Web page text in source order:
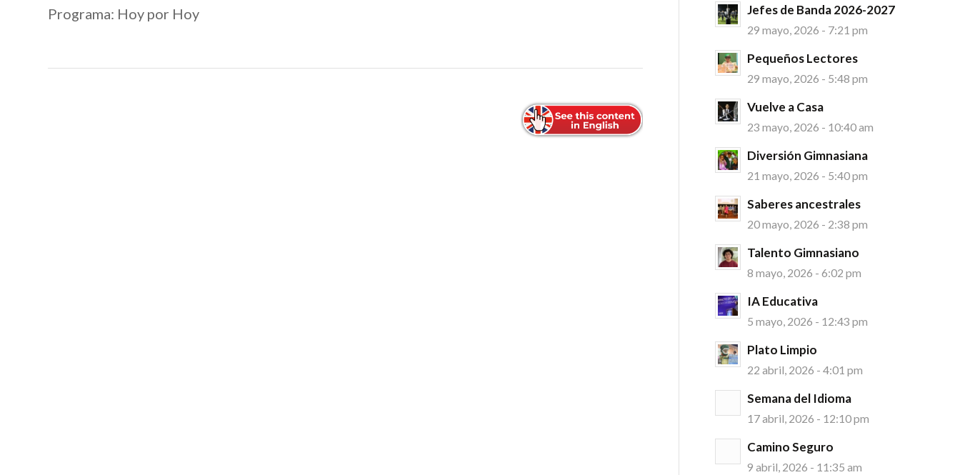
Programa: Hoy por Hoy
Jefes de Banda 2026-2027
29 mayo, 2026 - 7:21 pm
Pequeños Lectores
29 mayo, 2026 - 5:48 pm
Vuelve a Casa
23 mayo, 2026 - 10:40 am
Diversión Gimnasiana
21 mayo, 2026 - 5:40 pm
Saberes ancestrales
20 mayo, 2026 - 2:38 pm
Talento Gimnasiano
8 mayo, 2026 - 6:02 pm
IA Educativa
5 mayo, 2026 - 12:43 pm
Plato Limpio
22 abril, 2026 - 4:01 pm
Semana del Idioma
17 abril, 2026 - 12:10 pm
Camino Seguro
9 abril, 2026 - 11:35 am